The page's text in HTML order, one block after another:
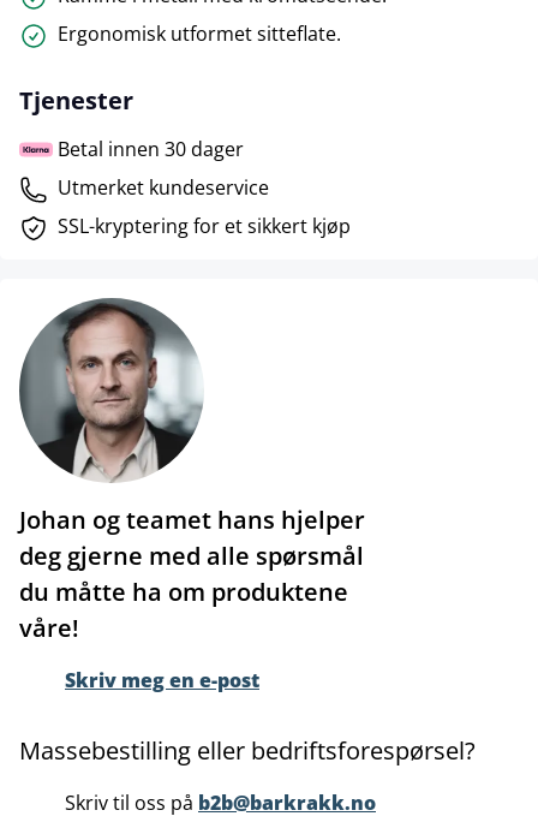
Ergonomisk utformet sitteflate.
Tjenester
Betal innen 30 dager
Utmerket kundeservice
SSL-kryptering for et sikkert kjøp
Johan og teamet hans hjelper
deg gjerne med alle spørsmål
du måtte ha om produktene
våre!
Skriv meg en e-post
Massebestilling eller bedriftsforespørsel?
Skriv til oss på b2b@barkrakk.no